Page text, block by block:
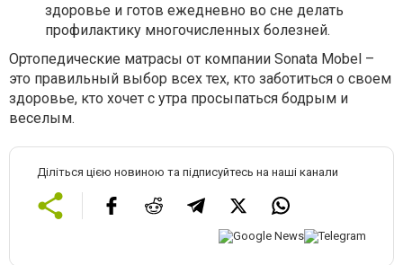
здоровье и готов ежедневно во сне делать
профилактику многочисленных болезней.
Ортопедические матрасы от компании Sonata Mobel –
это правильный выбор всех тех, кто заботиться о своем
здоровье, кто хочет с утра просыпаться бодрым и
веселым.
Діліться цією новиною та підписуйтесь на наші канали